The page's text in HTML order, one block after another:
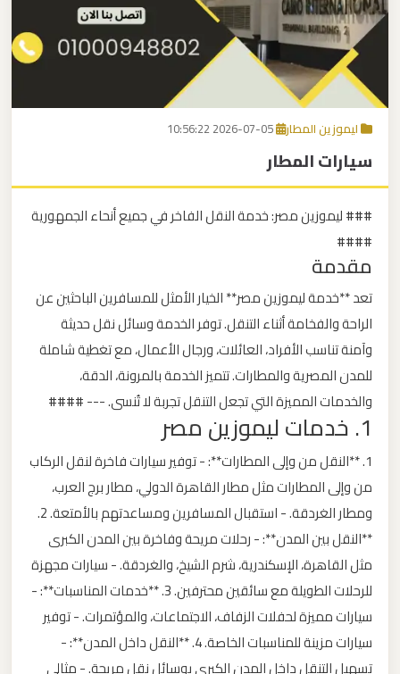
اتصل بنا
EN
ليموزين المطار
سيارات المطار
### ليموزين مصر: خدمة النقل الفاخر في جميع أنحاء الجمهورية
####
مقدمة
تعد **خدمة ليموزين مصر** الخيار الأمثل للمسافرين الباحثين عن
الراحة والفخامة أثناء التنقل. توفر الخدمة وسائل نقل حديثة
وآمنة تناسب الأفراد، العائلات، ورجال الأعمال، مع تغطية شاملة
للمدن المصرية والمطارات. تتميز الخدمة بالمرونة، الدقة،
والخدمات المميزة التي تجعل التنقل تجربة لا تُنسى. --- ####
1. خدمات ليموزين مصر
1. **النقل من وإلى المطارات**: - توفير سيارات فاخرة لنقل الركاب
من وإلى المطارات مثل مطار القاهرة الدولي، مطار برج العرب،
ومطار الغردقة. - استقبال المسافرين ومساعدتهم بالأمتعة. 2.
**النقل بين المدن**: - رحلات مريحة وفاخرة بين المدن الكبرى
مثل القاهرة، الإسكندرية، شرم الشيخ، والغردقة. - سيارات مجهزة
للرحلات الطويلة مع سائقين محترفين. 3. **خدمات المناسبات**: -
سيارات مميزة لحفلات الزفاف، الاجتماعات، والمؤتمرات. - توفير
سيارات مزينة للمناسبات الخاصة. 4. **النقل داخل المدن**: -
تسهيل التنقل داخل المدن الكبرى بوسائل نقل مريحة. - مثالي
برج
العرب
القاهرة
مكاتب
ليموزين
الاسكندرية
مطار
القاهرة
ليموزين
ليموزين
نويبع
ليموزين
العرب
الساحل
الشمالي
ليموزين